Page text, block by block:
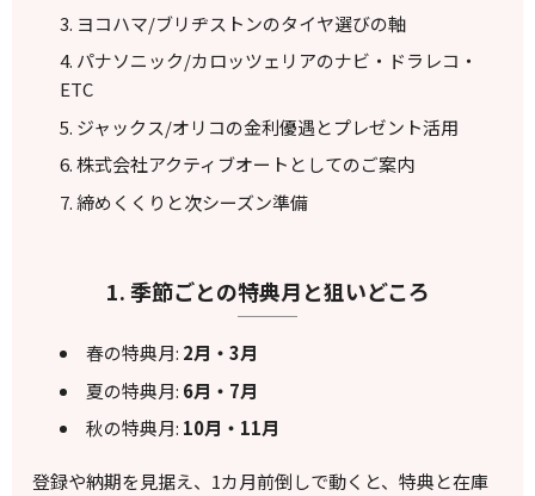
ヨコハマ/ブリヂストンのタイヤ選びの軸
パナソニック/カロッツェリアのナビ・ドラレコ・
ETC
ジャックス/オリコの金利優遇とプレゼント活用
株式会社アクティブオートとしてのご案内
締めくくりと次シーズン準備
1. 季節ごとの特典月と狙いどころ
春の特典月: 2月・3月
夏の特典月: 6月・7月
秋の特典月: 10月・11月
登録や納期を見据え、1カ月前倒しで動くと、特典と在庫